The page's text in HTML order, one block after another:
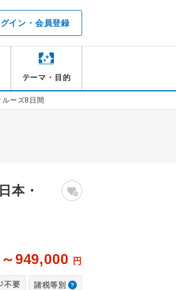
イン・会員登録
テーマ・目的
ーズ8日間
本・
949,000 円
不要 諸税等別